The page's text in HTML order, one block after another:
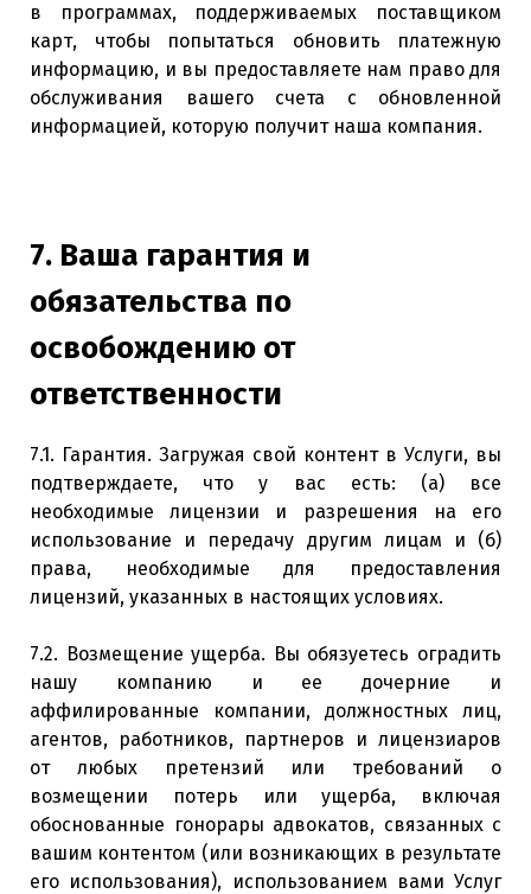
в программах, поддерживаемых поставщиком
карт, чтобы попытаться обновить платежную
информацию, и вы предоставляете нам право для
обслуживания вашего счета с обновленной
информацией, которую получит наша компания.
7. Ваша гарантия и
обязательства по
освобождению от
ответственности
7.1. Гарантия. Загружая свой контент в Услуги, вы
подтверждаете, что у вас есть: (a) все
необходимые лицензии и разрешения на его
использование и передачу другим лицам и (б)
права, необходимые для предоставления
лицензий, указанных в настоящих условиях.
7.2. Возмещение ущерба. Вы обязуетесь оградить
нашу компанию и ее дочерние и
аффилированные компании, должностных лиц,
агентов, работников, партнеров и лицензиаров
от любых претензий или требований о
возмещении потерь или ущерба, включая
обоснованные гонорары адвокатов, связанных с
вашим контентом (или возникающих в результате
его использования), использованием вами Услуг